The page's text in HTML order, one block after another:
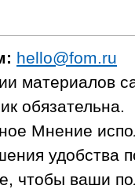
hello@fom.ru
материалов
обязательна.
Мнение
удобства
чтобы ваши